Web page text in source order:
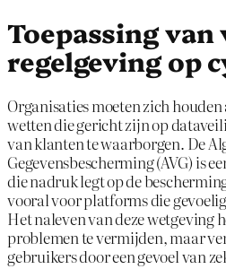
Toepassing van
regelgeving op
Organisaties moeten zich
wetten die gericht zijn op
van klanten te waarborgen. De
Gegevensbescherming (AVG) is
die nadruk legt op de
vooral voor platforms die
Het naleven van deze wetgeving
problemen te vermijden, maar
gebruikers door een gevoel van